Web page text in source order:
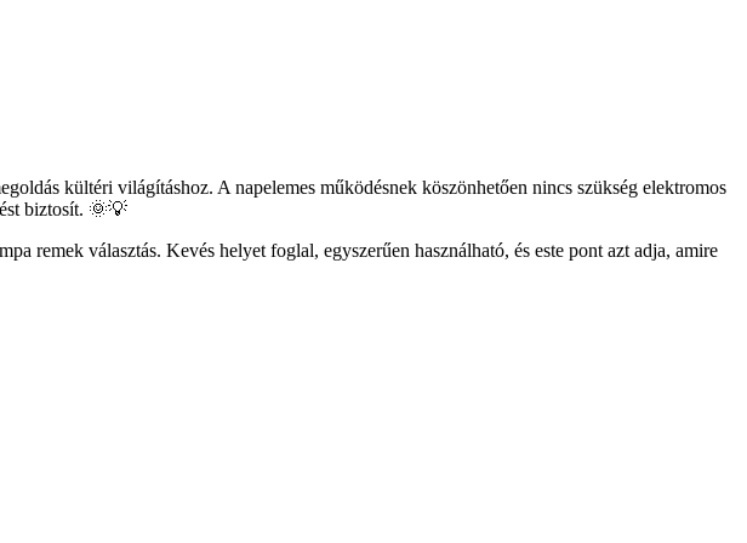
kültéri világításhoz. A napelemes működésnek köszönhetően nincs szükség elektromos
biztosít. 🌞💡
remek választás. Kevés helyet foglal, egyszerűen használható, és este pont azt adja, amire